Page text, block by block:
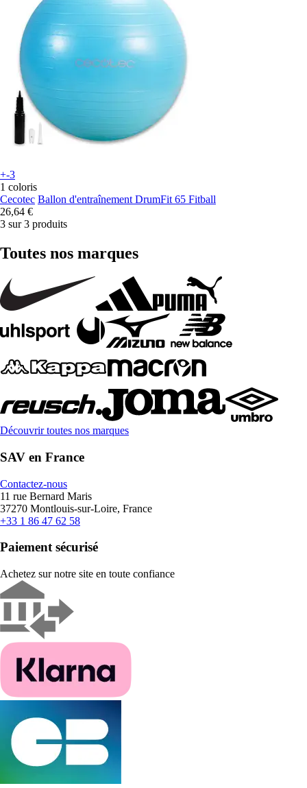
+-3
1 coloris
Cecotec Ballon d'entraînement DrumFit 65 Fitball
26,64 €
3 sur 3 produits
Toutes nos marques
Découvrir toutes nos marques
SAV en France
Contactez-nous
11 rue Bernard Maris
37270 Montlouis-sur-Loire, France
+33 1 86 47 62 58
Paiement sécurisé
Achetez sur notre site en toute confiance